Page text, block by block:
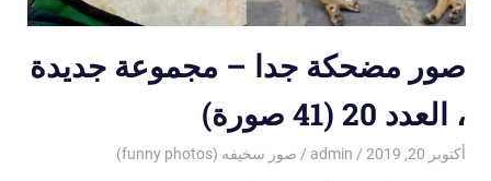
صور مضحكة جدا – مجموعة جديدة
، العدد 20 (41 صورة)
أكتوبر 20, 2019 admin صور سخيفه (funny photos)